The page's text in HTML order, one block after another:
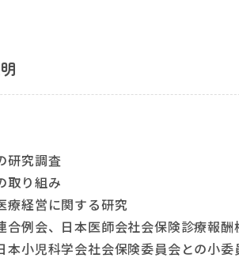
研究調査
取り組み
療経営に関する研究
合例会、日本医師会社会保険診療報
本小児科学会社会保険委員会との小委